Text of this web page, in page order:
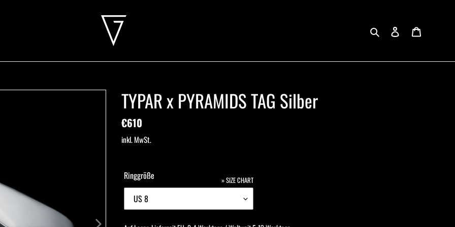
EinloggenWarenkorb
TYPAR x PYRAMIDS TAG Silber
Normaler
Preis
€610
inkl. MwSt.
Ringgröße »SIZE CHART
View Cart